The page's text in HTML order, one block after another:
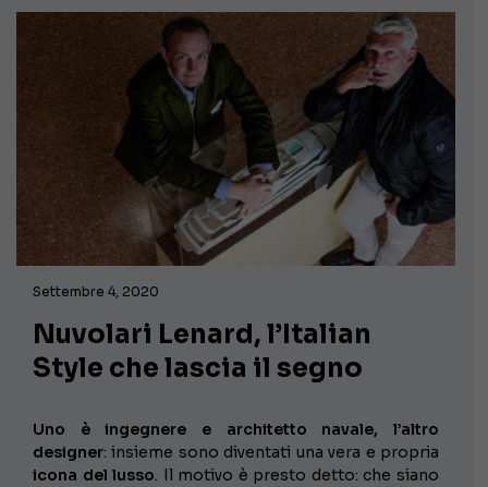
Settembre 4, 2020
Nuvolari Lenard, l’Italian
Style che lascia il segno
Uno è ingegnere e architetto navale,
l’altro
designer: insieme sono diventati una vera e propria
icona del lusso. Il motivo è presto detto: che siano